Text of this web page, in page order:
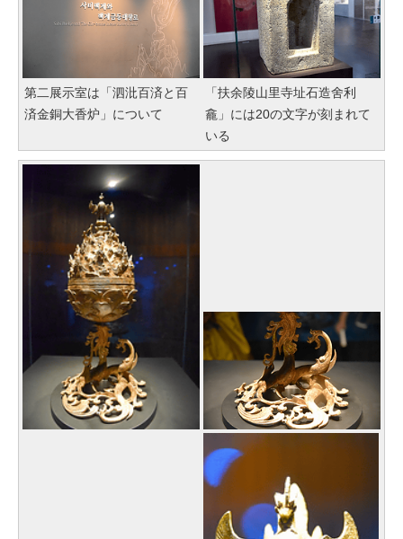
第二展示室は「泗沘百済と百
済金銅大香炉」について
「扶余陵山里寺址石造舍利
龕」には20の文字が刻まれて
いる